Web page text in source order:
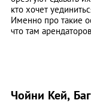
кто хочет
Именно про такие
что там
Чойни Кей,